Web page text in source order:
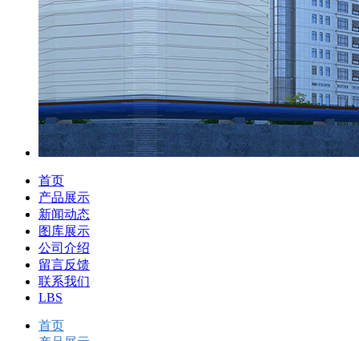
首页
产品展示
新闻动态
图库展示
公司介绍
留言反馈
联系我们
LBS
首页